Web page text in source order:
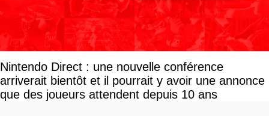
Nintendo Direct : une nouvelle conférence
arriverait bientôt et il pourrait y avoir une annonce
que des joueurs attendent depuis 10 ans